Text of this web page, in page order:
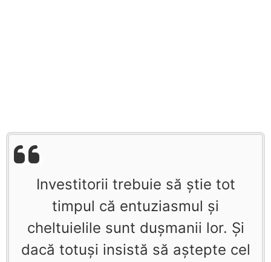
Investitorii trebuie să ştie tot
timpul că entuziasmul şi
cheltuielile sunt duşmanii lor. Şi
dacă totuşi insistă să aştepte cel